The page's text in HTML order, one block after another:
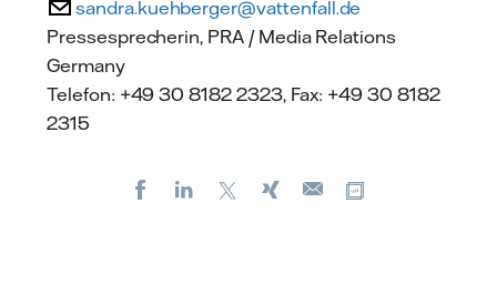
sandra.kuehberger@vattenfall.de
Pressesprecherin, PRA / Media Relations
Germany
Telefon: +49 30 8182 2323, Fax: +49 30 8182
2315
FacebookLinkedIn Xing
E-